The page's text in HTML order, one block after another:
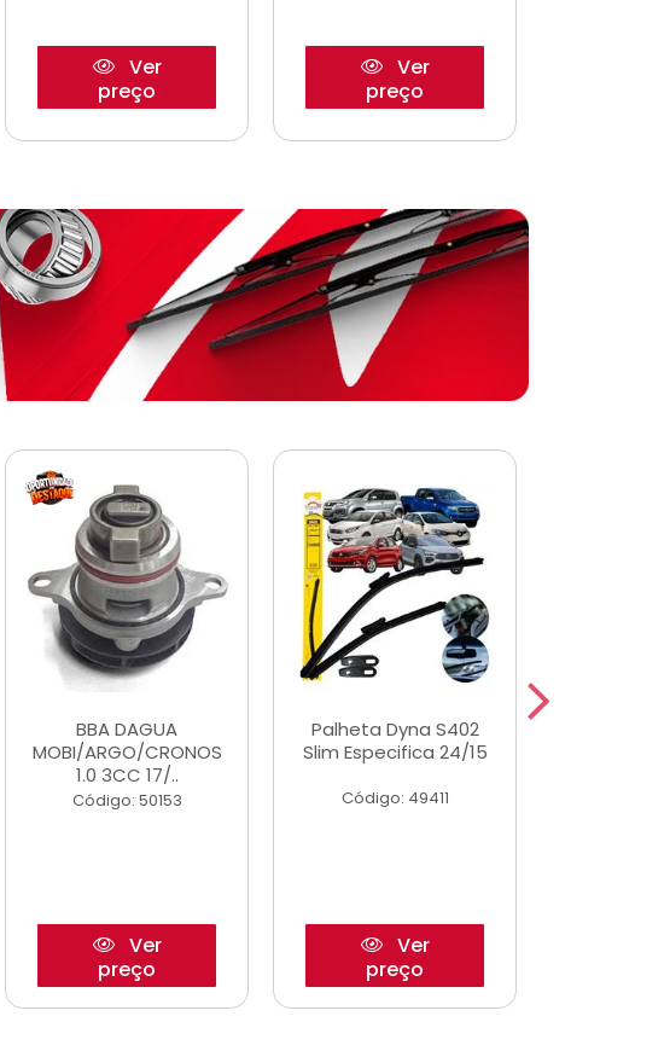
Ver
preço
Ver
preço
BBA DAGUA
MOBI/ARGO/CRONOS
1.0 3CC 17/..
Código: 50153
Ver
preço
Palheta Dyna S402
Slim Especifica 24/15
Código: 49411
Ver
preço